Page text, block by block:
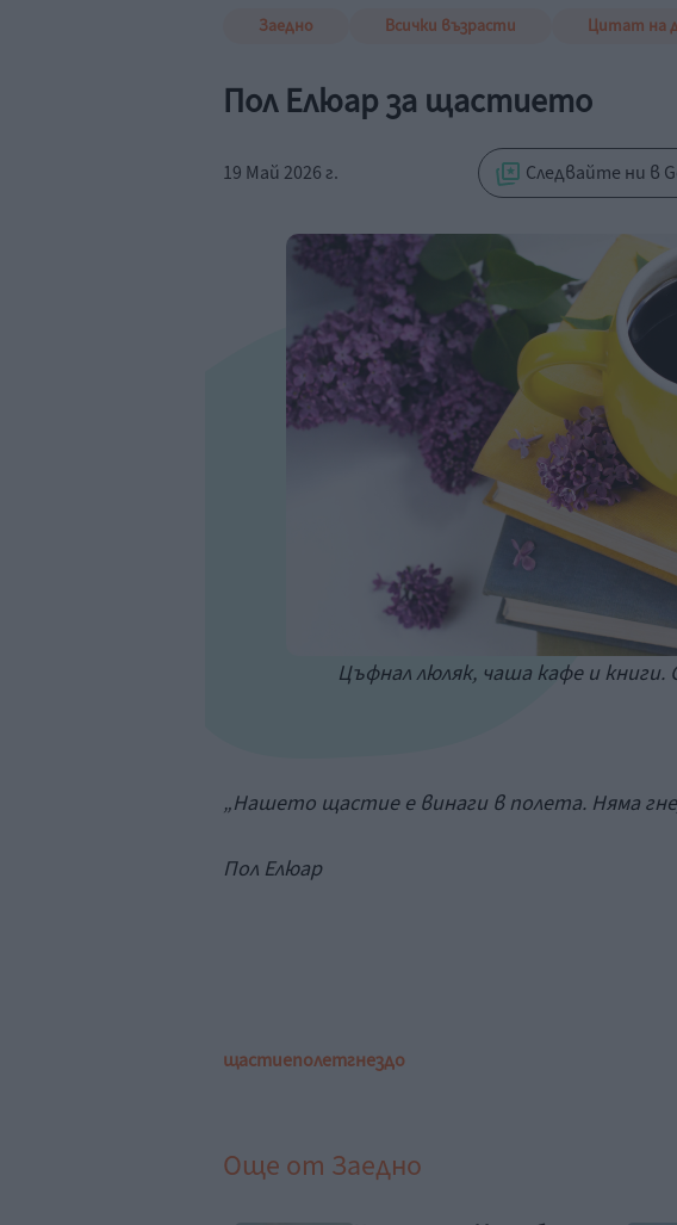
Заедно Всички възрасти Цитат на
Пол Елюар за щастието
19 Май 2026 г. Следвайте ни в
Цъфнал люляк, чаша кафе и книги.
„Нашето щастие е винаги в полета. Няма
Пол Елюар
щастиеполетгнездо
Още от Заедно